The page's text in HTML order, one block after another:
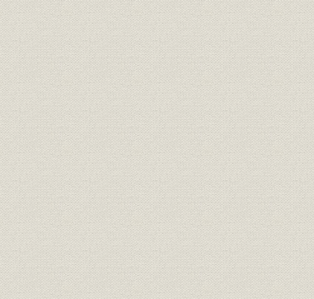
ミシンの“生産時代”
工作機械の発達
精密測定器の発達
大量生産方式
エリ・ホイットニーの功績
ミシンの大量生産方式
2 アメリカのミシンメーカー
ミシン企業の成立
めざましい発展
アメリカミシンの海外輸出